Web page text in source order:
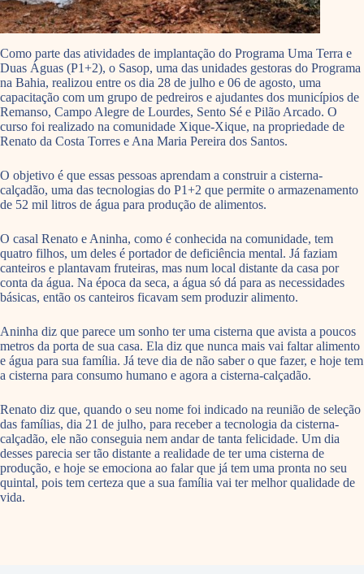
Como parte das atividades de implantação do Programa Uma Terra e
Duas Águas (P1+2), o Sasop, uma das unidades gestoras do Programa
na Bahia, realizou entre os dia 28 de julho e 06 de agosto, uma
capacitação com um grupo de pedreiros e ajudantes dos municípios de
Remanso, Campo Alegre de Lourdes, Sento Sé e Pilão Arcado. O
curso foi realizado na comunidade Xique-Xique, na propriedade de
Renato da Costa Torres e Ana Maria Pereira dos Santos.
O objetivo é que essas pessoas aprendam a construir a cisterna-
calçadão, uma das tecnologias do P1+2 que permite o armazenamento
de 52 mil litros de água para produção de alimentos.
O casal Renato e Aninha, como é conhecida na comunidade, tem
quatro filhos, um deles é portador de deficiência mental. Já faziam
canteiros e plantavam fruteiras, mas num local distante da casa por
conta da água. Na época da seca, a água só dá para as necessidades
básicas, então os canteiros ficavam sem produzir alimento.
Aninha diz que parece um sonho ter uma cisterna que avista a poucos
metros da porta de sua casa. Ela diz que nunca mais vai faltar alimento
e água para sua família. Já teve dia de não saber o que fazer, e hoje tem
a cisterna para consumo humano e agora a cisterna-calçadão.
Renato diz que, quando o seu nome foi indicado na reunião de seleção
das famílias, dia 21 de julho, para receber a tecnologia da cisterna-
calçadão, ele não conseguia nem andar de tanta felicidade. Um dia
desses parecia ser tão distante a realidade de ter uma cisterna de
produção, e hoje se emociona ao falar que já tem uma pronta no seu
quintal, pois tem certeza que a sua família vai ter melhor qualidade de
vida.